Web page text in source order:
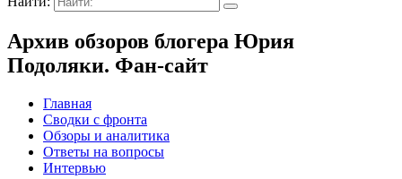
Архив обзоров блогера Юрия
Подоляки. Фан-сайт
Главная
Сводки с фронта
Обзоры и аналитика
Ответы на вопросы
Интервью